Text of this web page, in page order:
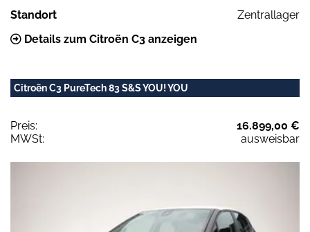
Standort
Zentrallager
Details zum Citroën C3 anzeigen
Citroën C3 PureTech 83 S&S YOU! YOU
Preis:
16.899,00 €
MWSt:
ausweisbar